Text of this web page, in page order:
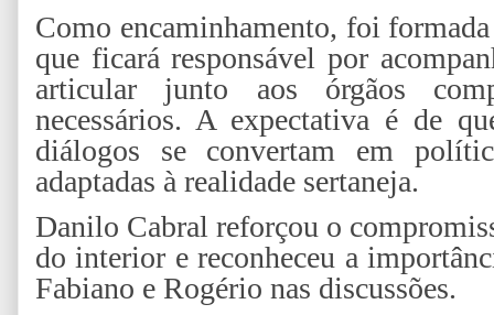
Como encaminhamento, foi
que ficará responsável por
articular junto aos órgãos
necessários. A expectativa é de
diálogos se convertam em
adaptadas à realidade sertaneja.
Danilo Cabral reforçou o
do interior e reconheceu a
Fabiano e Rogério nas discussões.